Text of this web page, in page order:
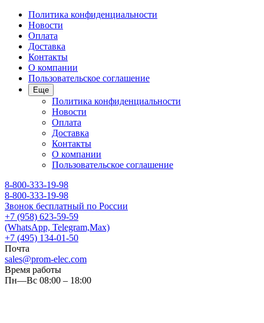
Политика конфиденциальности
Новости
Оплата
Доставка
Контакты
О компании
Пользовательское соглашение
Еще
Политика конфиденциальности
Новости
Оплата
Доставка
Контакты
О компании
Пользовательское соглашение
8-800-333-19-98
8-800-333-19-98
Звонок бесплатный по России
+7 (958) 623-59-59
(WhatsApp, Telegram,Max)
+7 (495) 134-01-50
Почта
sales@prom-elec.com
Время работы
Пн—Вс 08:00 – 18:00